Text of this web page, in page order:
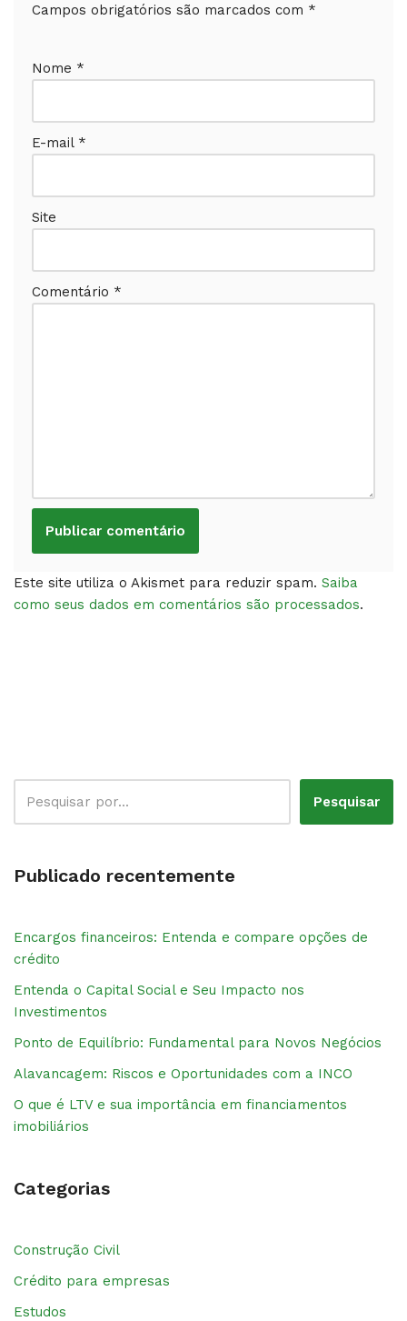
Campos obrigatórios são marcados com *
Nome *
E-mail *
Site
Comentário *
Este site utiliza o Akismet para reduzir spam. Saiba
como seus dados em comentários são processados.
Pesquisar
Publicado recentemente
Encargos financeiros: Entenda e compare opções de
crédito
Entenda o Capital Social e Seu Impacto nos
Investimentos
Ponto de Equilíbrio: Fundamental para Novos Negócios
Alavancagem: Riscos e Oportunidades com a INCO
O que é LTV e sua importância em financiamentos
imobiliários
Categorias
Construção Civil
Crédito para empresas
Estudos